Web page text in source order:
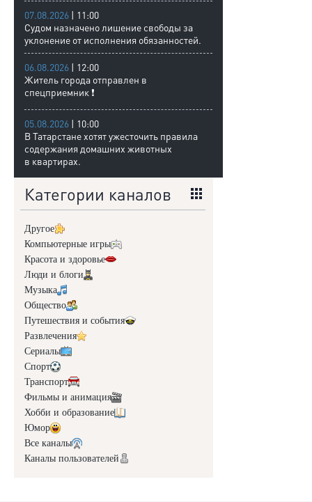
07.08.2026 | 11:00
Судом назначено лишение свободы за
уклонение от исполнения обязанностей.
06.08.2026 | 12:00
Житель города отправлен в
спецприемник ❗
05.08.2026 | 10:00
В Татарстане хотят ужесточить правила
содержания домашних животных
в квартирах.
Категории каналов
Другое
Компьютерные игры
Красота и здоровье
Люди и блоги
Музыка
Общество
Путешествия и события
Развлечения
Сериалы
Спорт
Транспорт
Фильмы и анимация
Хобби и образование
Юмор
Все каналы
Каналы пользователей